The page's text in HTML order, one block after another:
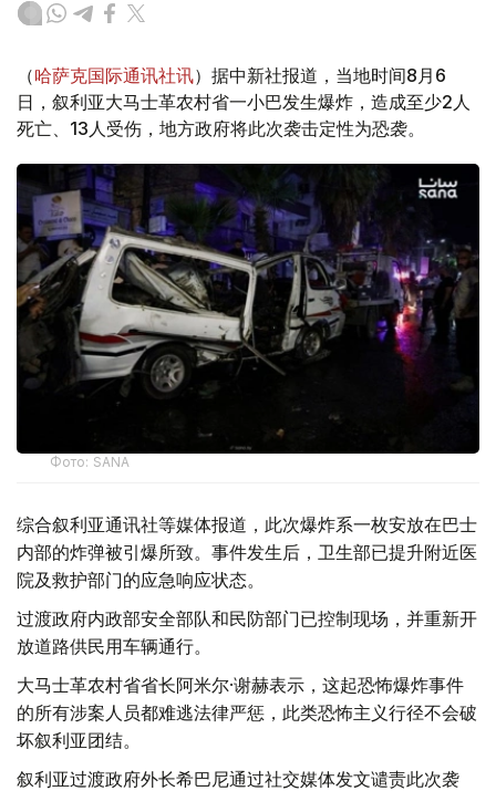
（哈萨克国际通讯社讯）据中新社报道，当地时间8月6
日，叙利亚大马士革农村省一小巴发生爆炸，造成至少2人
死亡、13人受伤，地方政府将此次袭击定性为恐袭。
Фото: SANA
综合叙利亚通讯社等媒体报道，此次爆炸系一枚安放在巴士
内部的炸弹被引爆所致。事件发生后，卫生部已提升附近医
院及救护部门的应急响应状态。
过渡政府内政部安全部队和民防部门已控制现场，并重新开
放道路供民用车辆通行。
大马士革农村省省长阿米尔·谢赫表示，这起恐怖爆炸事件
的所有涉案人员都难逃法律严惩，此类恐怖主义行径不会破
坏叙利亚团结。
叙利亚过渡政府外长希巴尼通过社交媒体发文谴责此次袭